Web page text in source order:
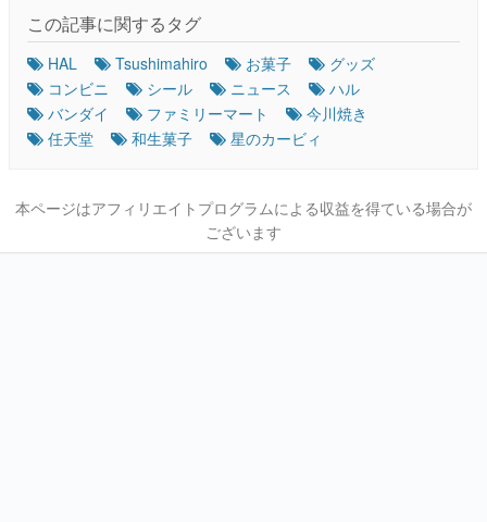
この記事に関するタグ
HAL Tsushimahiro お菓子
グッズ
コンビニ
シール ニュース
ハル
バンダイ
ファミリーマート
今川焼き
任天堂
和生菓子 星のカービィ
本ページはアフィリエイトプログラムによる収益を得ている場合が
ございます